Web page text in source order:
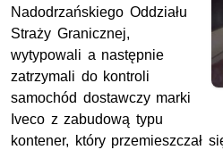
Nadodrzańskiego Oddziału
Straży Granicznej,
wytypowali a następnie
zatrzymali do kontroli
samochód dostawczy marki
Iveco z zabudową typu
kontener, który przemieszczał